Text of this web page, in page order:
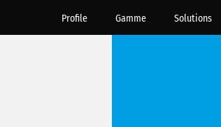
Profile Gamme Solutions